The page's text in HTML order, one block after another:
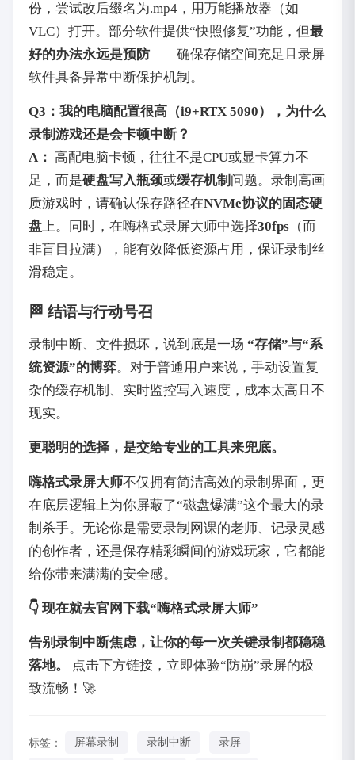
份，尝试改后缀名为.mp4，用万能播放器（如
VLC）打开。部分软件提供“快照修复”功能，但最
好的办法永远是预防——确保存储空间充足且录屏
软件具备异常中断保护机制。
Q3：我的电脑配置很高（i9+RTX 5090），为什么
录制游戏还是会卡顿中断？
A： 高配电脑卡顿，往往不是CPU或显卡算力不
足，而是硬盘写入瓶颈或缓存机制 问题。录制高画
质游戏时，请确认保存路径在NVMe协议的固态硬
盘上。同时，在嗨格式录屏大师中选择30fps（而
非盲目拉满），能有效降低资源占用，保证录制丝
滑稳定。
🏁 结语与行动号召
录制中断、文件损坏，说到底是一场 “存储”与“系
统资源”的博弈。对于普通用户来说，手动设置复
杂的缓存机制、实时监控写入速度，成本太高且不
现实。
更聪明的选择，是交给专业的工具来兜底。
嗨格式录屏大师不仅拥有简洁高效的录制界面，更
在底层逻辑上为你屏蔽了“磁盘爆满”这个最大的录
制杀手。无论你是需要录制网课的老师、记录灵感
的创作者，还是保存精彩瞬间的游戏玩家，它都能
给你带来满满的安全感。
👇 现在就去官网下载“嗨格式录屏大师”
告别录制中断焦虑，让你的每一次关键录制都稳稳
落地。
点击下方链接，立即体验“防崩”录屏的极
致流畅！🚀
标签： 屏幕录制 录制中断 录屏